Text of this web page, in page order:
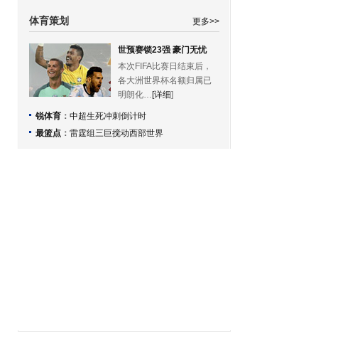
体育策划 更多>>
世预赛锁23强 豪门无忧
本次FIFA比赛日结束后，
各大洲世界杯名额归属已
明朗化… [详细]
锐体育 ： 中超生死冲刺倒计时
最篮点 ： 雷霆组三巨搅动西部世界